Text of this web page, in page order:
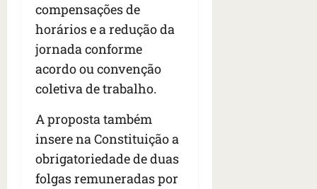
compensações de
horários e a redução da
jornada conforme
acordo ou convenção
coletiva de trabalho.
A proposta também
insere na Constituição a
obrigatoriedade de duas
folgas remuneradas por